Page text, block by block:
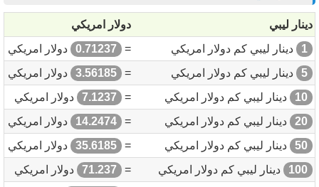
دينار ليبي
دولار امريكي
1
دينار ليبي كم دولار امريكي =
0.71237
دولار امريكي
5
دينار ليبي كم دولار امريكي =
3.56185
دولار امريكي
10
دينار ليبي كم دولار امريكي =
7.1237
دولار امريكي
20
دينار ليبي كم دولار امريكي =
14.2474
دولار امريكي
50
دينار ليبي كم دولار امريكي =
35.6185
دولار امريكي
100
دينار ليبي كم دولار امريكي =
71.237 دولار امريكي